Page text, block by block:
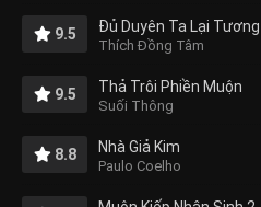
9.5 Đủ Duyên Ta Lại
Thích Đồng Tâm
9.5 Thả Trôi Phiền Muộn
Suối Thông
8.8 Nhà Giả Kim
Paulo Coelho